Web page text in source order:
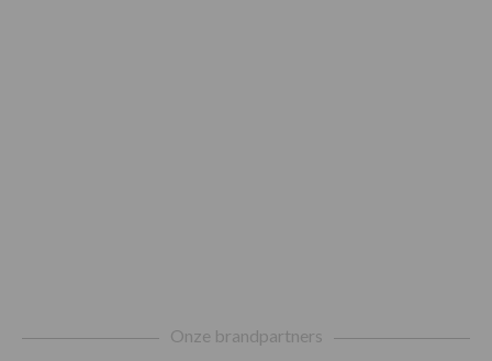
Onze brandpartners